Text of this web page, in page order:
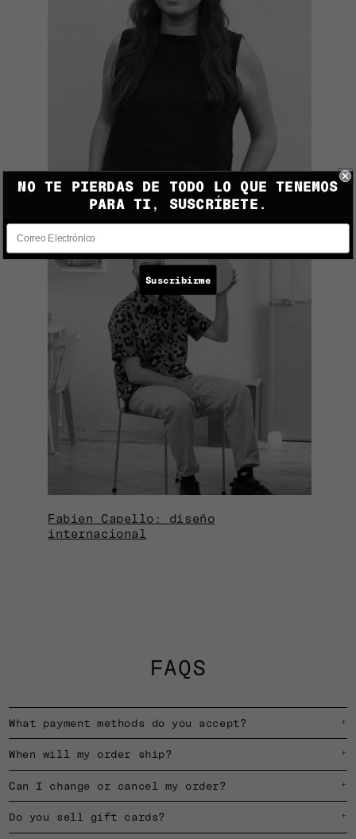
Fibras naturales, técnicas
tradicionales
Fabien Capello: diseño
internacional
FAQS
What payment methods do you accept? +
When will my order ship? +
Can I change or cancel my order? +
Do you sell gift cards? +
NO TE PIERDAS DE TODO LO QUE TENEMOS
PARA TI, SUSCRÍBETE.
Suscribirme